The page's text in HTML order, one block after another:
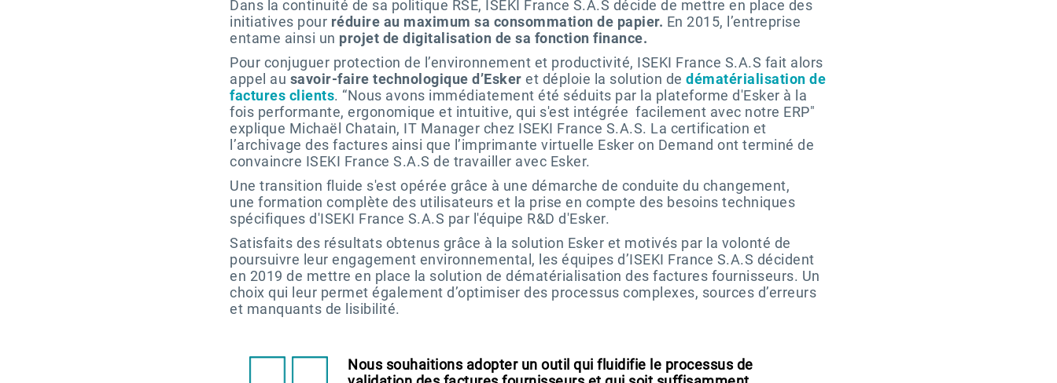
Dans la continuité de sa politique RSE, ISEKI France S.A.S décide de mettre en place des
initiatives pour réduire au maximum sa consommation de papier. En 2015, l’entreprise
entame ainsi un projet de digitalisation de sa fonction finance.
Pour conjuguer protection de l’environnement et productivité, ISEKI France S.A.S fait alors
appel au savoir-faire technologique d’Esker et déploie la solution de dématérialisation de
factures clients. “Nous avons immédiatement été séduits par la plateforme d'Esker à la
fois performante, ergonomique et intuitive, qui s'est intégrée facilement avec notre ERP"
explique Michaël Chatain, IT Manager chez ISEKI France S.A.S. La certification et
l’archivage des factures ainsi que l’imprimante virtuelle Esker on Demand ont terminé de
convaincre ISEKI France S.A.S de travailler avec Esker.
Une transition fluide s'est opérée grâce à une démarche de conduite du changement,
une formation complète des utilisateurs et la prise en compte des besoins techniques
spécifiques d'ISEKI France S.A.S par l'équipe R&D d'Esker.
Satisfaits des résultats obtenus grâce à la solution Esker et motivés par la volonté de
poursuivre leur engagement environnemental, les équipes d’ISEKI France S.A.S décident
en 2019 de mettre en place la solution de dématérialisation des factures fournisseurs. Un
choix qui leur permet également d’optimiser des processus complexes, sources d’erreurs
et manquants de lisibilité.
Nous souhaitions adopter un outil qui fluidifie le processus de